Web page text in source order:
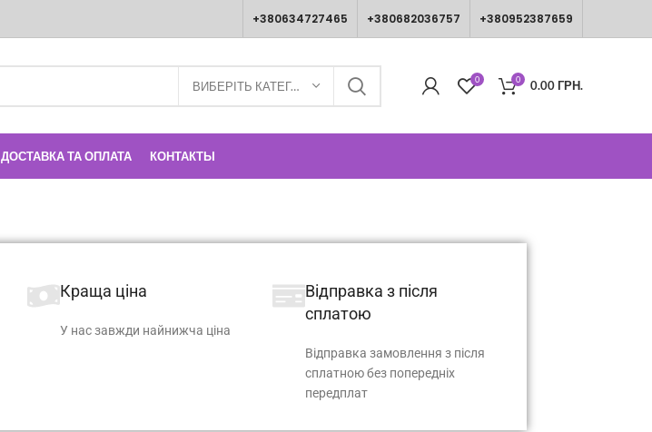
+380634727465 +380682036757 +380952387659
ВИБЕРІТЬ КАТЕГОРІЮ 0 0 0.00ГРН.
ДОСТАВКА ТА ОПЛАТА КОНТАКТЫ
Краща ціна
У нас завжди найнижча ціна
Відправка з після
сплатою
Відправка замовлення з після
сплатною без попередніх
передплат